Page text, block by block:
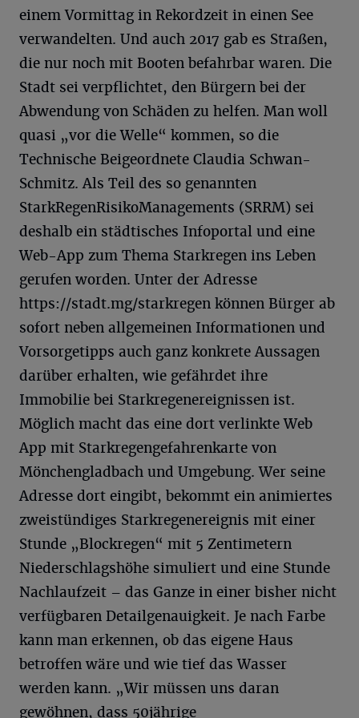
einem Vormittag in Rekordzeit in einen See
verwandelten. Und auch 2017 gab es Straßen,
die nur noch mit Booten befahrbar waren. Die
Stadt sei verpflichtet, den Bürgern bei der
Abwendung von Schäden zu helfen. Man woll
quasi „vor die Welle“ kommen, so die
Technische Beigeordnete Claudia Schwan-
Schmitz. Als Teil des so genannten
StarkRegenRisikoManagements (SRRM) sei
deshalb ein städtisches Infoportal und eine
Web-App zum Thema Starkregen ins Leben
gerufen worden. Unter der Adresse
https://stadt.mg/starkregen können Bürger ab
sofort neben allgemeinen Informationen und
Vorsorgetipps auch ganz konkrete Aussagen
darüber erhalten, wie gefährdet ihre
Immobilie bei Starkregenereignissen ist.
Möglich macht das eine dort verlinkte Web
App mit Starkregengefahrenkarte von
Mönchengladbach und Umgebung. Wer seine
Adresse dort eingibt, bekommt ein animiertes
zweistündiges Starkregenereignis mit einer
Stunde „Blockregen“ mit 5 Zentimetern
Niederschlagshöhe simuliert und eine Stunde
Nachlaufzeit – das Ganze in einer bisher nicht
verfügbaren Detailgenauigkeit. Je nach Farbe
kann man erkennen, ob das eigene Haus
betroffen wäre und wie tief das Wasser
werden kann. „Wir müssen uns daran
gewöhnen, dass 50jährige